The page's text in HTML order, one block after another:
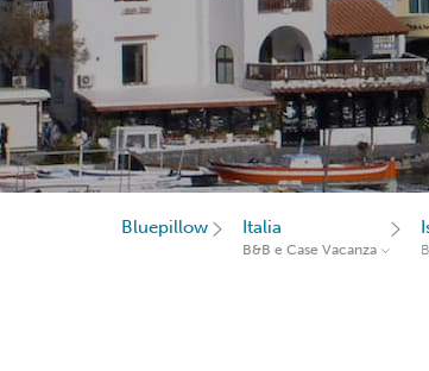
Bluepillow Italia
B&B e Case Vacanza